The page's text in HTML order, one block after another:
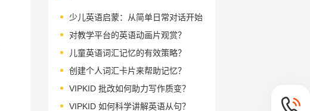
少儿英语启蒙：从简单日常对话开始
对教学平台的英语动画片观赏？
儿童英语词汇记忆的有效策略？
创建个人词汇卡片来帮助记忆？
VIPKID 批改如何助力写作质变？
VIPKID 如何科学讲解英语从句？